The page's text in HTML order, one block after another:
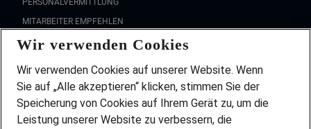
PERSONALVERMITTLUNG
MITARBEITER EMPFEHLEN
FAQ
Wir stellen ein!
DEINE BERUFSGRUPPE
DEINE LEBENSSITUATION
Wir verwenden Cookies
Wir verwenden Cookies auf unserer Website. Wenn
Sie auf „Alle akzeptieren“ klicken, stimmen Sie der
Speicherung von Cookies auf Ihrem Gerät zu, um die
Leistung unserer Website zu verbessern, die